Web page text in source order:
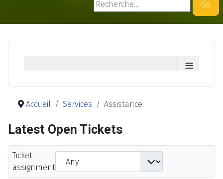
Go
≡
Accueil Services Assistance
Latest Open Tickets
Ticket
assignment